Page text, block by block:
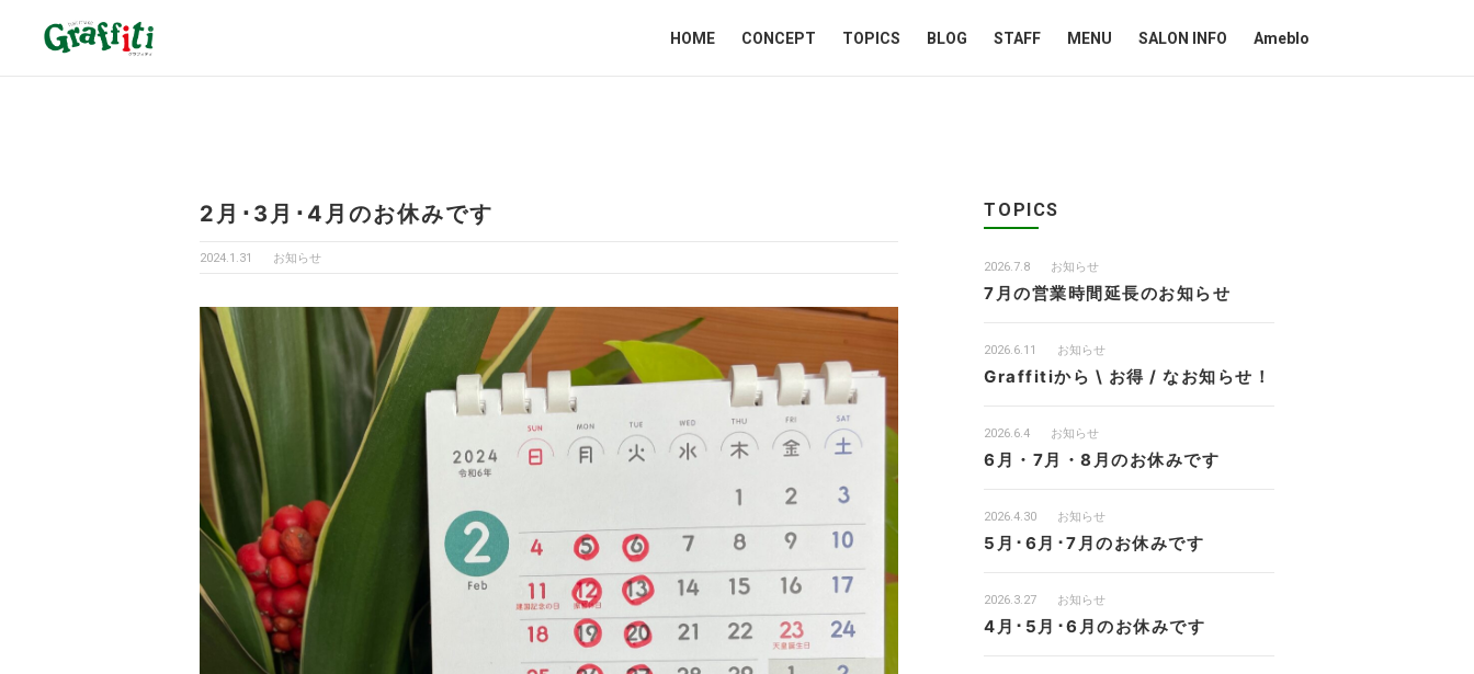
HOME CONCEPT TOPICS BLOG STAFF MENU SALON INFO Ameblo
2月･3月･4月のお休みです
2024.1.31 お知らせ
TOPICS
2026.7.8 お知らせ
7月の営業時間延長のお知らせ
2026.6.11 お知らせ
Graffitiから \ お得 / なお知らせ！
2026.6.4 お知らせ
6月・7月・8月のお休みです
2026.4.30 お知らせ
5月･6月･7月のお休みです
2026.3.27 お知らせ
4月･5月･6月のお休みです